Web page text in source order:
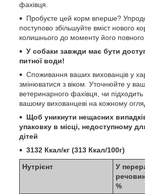
фахівця.
Пробуєте цей корм вперше?
поступово збільшуйте вміст нового
колишнього до моменту його
У собаки завжди має бути
питної води!
Споживання ваших вихованців у
змінюватися з віком. Уточнюйте у
ветеринарного фахівця, чи
вашому вихованцеві на кожному
Щоб уникнути нещасних
упаковку в місці, недоступному
дітей
3132 Ккал/кг (313 Ккал/100г)
Нутрієнт
У
%